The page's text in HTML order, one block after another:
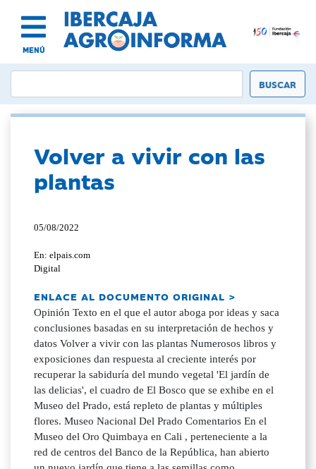
MENÚ
Volver a vivir con las
plantas
05/08/2022
En: elpais.com
Digital
ENLACE AL DOCUMENTO ORIGINAL >
Opinión Texto en el que el autor aboga por ideas y saca
conclusiones basadas en su interpretación de hechos y
datos Volver a vivir con las plantas Numerosos libros y
exposiciones dan respuesta al creciente interés por
recuperar la sabiduría del mundo vegetal 'El jardín de
las delicias', el cuadro de El Bosco que se exhibe en el
Museo del Prado, está repleto de plantas y múltiples
flores. Museo Nacional Del Prado Comentarios En el
Museo del Oro Quimbaya en Cali , perteneciente a la
red de centros del Banco de la República, han abierto